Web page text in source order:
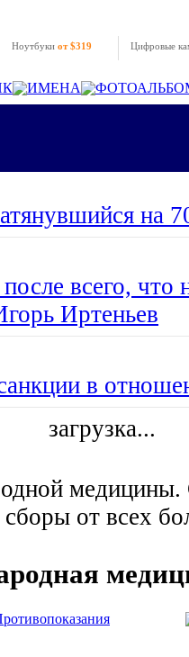
Ноутбуки от $319 Цифровые
ИМЕНА
на
всего, что
Иртеньев
в
загрузка...
от всех